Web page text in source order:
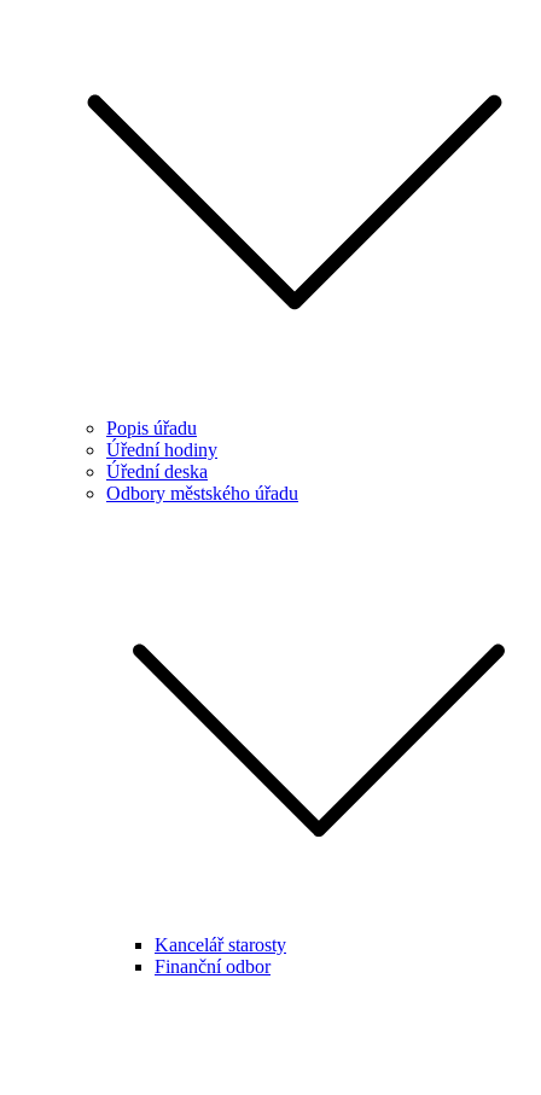
Popis úřadu
Úřední hodiny
Úřední deska
Odbory městského úřadu
Kancelář starosty
Finanční odbor